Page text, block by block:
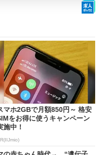
マホ2GBで月額850円～ 格安
をお得に使うキャンペーン
施中！